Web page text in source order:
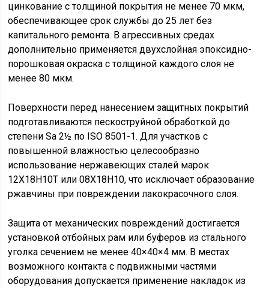
цинкование с толщиной покрытия не менее 70 мкм,
обеспечивающее срок службы до 25 лет без
капитального ремонта. В агрессивных средах
дополнительно применяется двухслойная эпоксидно-
порошковая окраска с толщиной каждого слоя не
менее 80 мкм.
Поверхности перед нанесением защитных покрытий
подготавливаются пескоструйной обработкой до
степени Sa 2½ по ISO 8501-1. Для участков с
повышенной влажностью целесообразно
использование нержавеющих сталей марок
12Х18Н10Т или 08Х18Н10, что исключает образование
ржавчины при повреждении лакокрасочного слоя.
Защита от механических повреждений достигается
установкой отбойных рам или буферов из стального
уголка сечением не менее 40×40×4 мм. В местах
возможного контакта с подвижными частями
оборудования допускается применение накладок из